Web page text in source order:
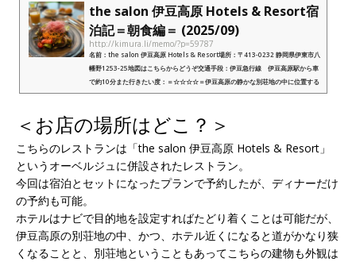
the salon 伊豆高原 Hotels & Resort宿
泊記＝朝食編＝ (2025/09)
http://kimura.li/memo/?p=59787
名前：the salon 伊豆高原 Hotels & Resort場所：〒413-0232 静岡県伊東市八
幡野1253-25地図はこちらからどうぞ交通手段：伊豆急行線 伊豆高原駅から車
で約10分また行きたい度：＝☆☆☆☆＝伊豆高原の静かな別荘地の中に位置する
ラグジュアリー感ある料理のレベル...
＜お店の場所はどこ？＞
こちらのレストランは「the salon 伊豆高原 Hotels & Resort」
というオーベルジュに併設されたレストラン。
今回は宿泊とセットになったプランで予約したが、ディナーだけ
の予約も可能。
ホテルはナビで目的地を設定すればたどり着くことは可能だが、
伊豆高原の別荘地の中、かつ、ホテル近くになると道がかなり狭
くなることと、別荘地ということもあってこちらの建物も外観は